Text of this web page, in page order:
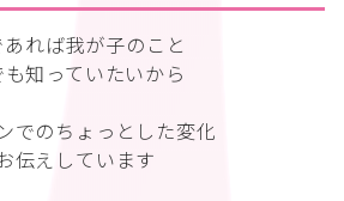
れば我が子のこと
も知っていたいから
でのちょっとした変化
伝えしています